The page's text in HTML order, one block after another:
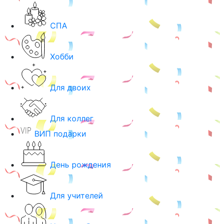
СПА
Хобби
Для двоих
Для коллег
ВИП подарки
День рождения
Для учителей